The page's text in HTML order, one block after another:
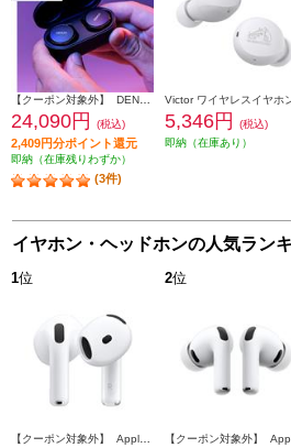
24,090円 (税込)
2,409円分ポイント還元
即納（在庫残りわずか）
(3件)
5,346円
(税込)
即納（在庫あり）
イヤホン・ヘッドホンの人気ラン
1位 2位